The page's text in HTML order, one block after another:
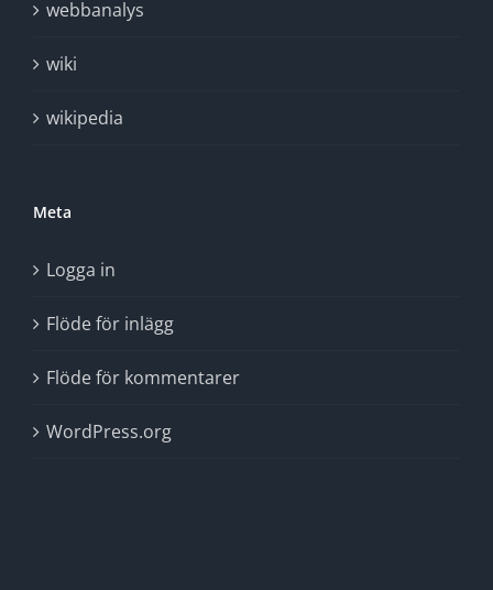
webbanalys
wiki
wikipedia
Meta
Logga in
Flöde för inlägg
Flöde för kommentarer
WordPress.org